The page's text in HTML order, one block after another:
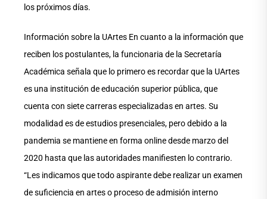
los próximos días.
Información sobre la UArtes En cuanto a la información que
reciben los postulantes, la funcionaria de la Secretaría
Académica señala que lo primero es recordar que la UArtes
es una institución de educación superior pública, que
cuenta con siete carreras especializadas en artes. Su
modalidad es de estudios presenciales, pero debido a la
pandemia se mantiene en forma online desde marzo del
2020 hasta que las autoridades manifiesten lo contrario.
“Les indicamos que todo aspirante debe realizar un examen
de suficiencia en artes o proceso de admisión interno